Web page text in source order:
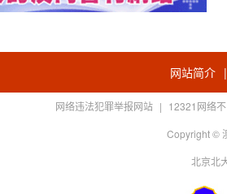
网站简介
网络违法犯罪举报网站 | 12321网络
Copyright ©
北京北